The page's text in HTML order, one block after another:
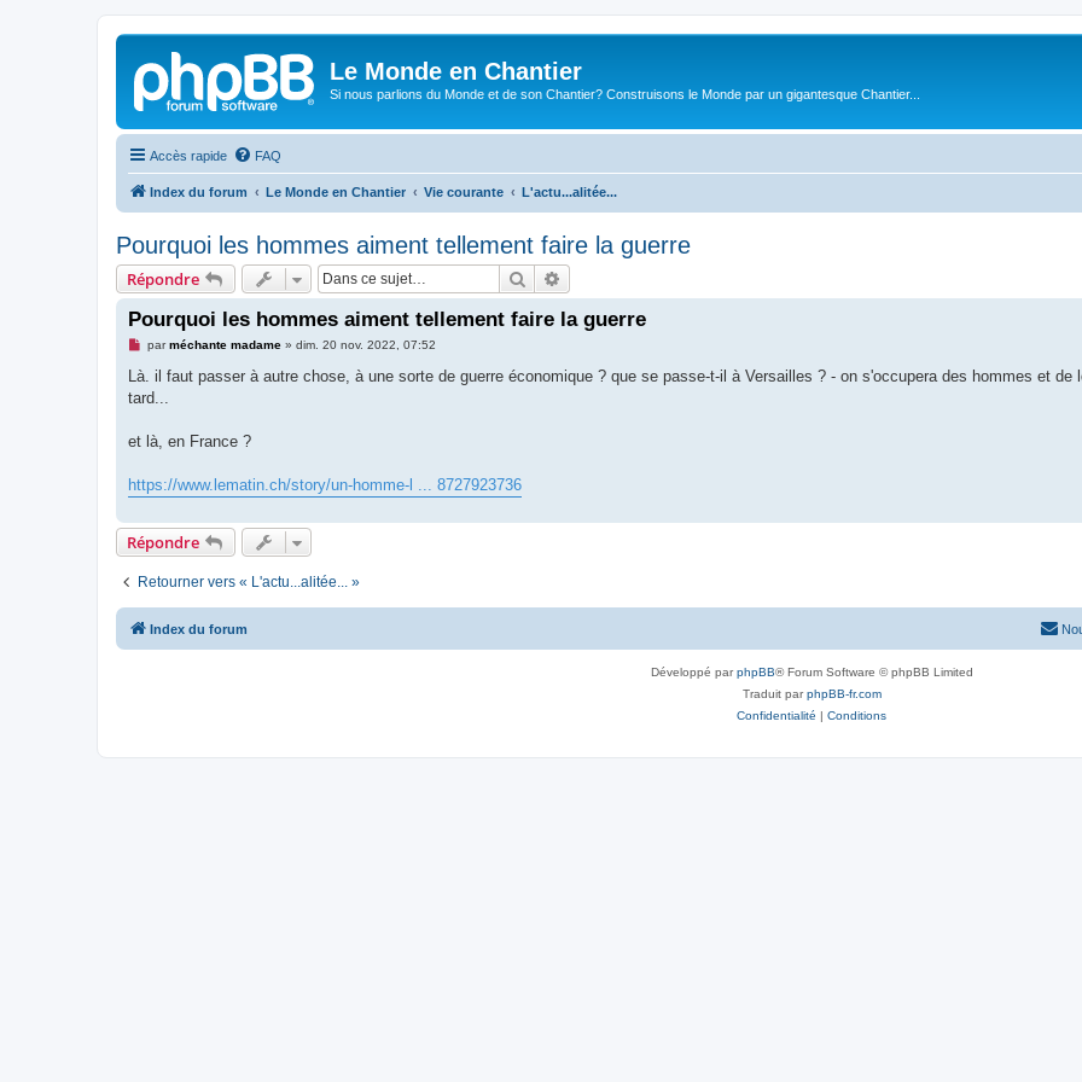
Le Monde en Chantier
Si nous parlions du Monde et de son Chantier? Construisons le Monde par un gigantesque Chantier...
Accès rapide FAQ
Index du forum Le Monde en Chantier Vie courante L'actu...alitée...
Pourquoi les hommes aiment tellement faire la guerre
Répondre Rechercher
Pourquoi les hommes aiment tellement faire la guerre
M
s
a
n
l
parméchante madame» dim. 20 nov. 2022, 07:52
Là. il faut passer à autre chose, à une sorte de guerre économique ? que se passe-t-il à Versailles ? - on s'occupera des hommes et de
tard...
et là, en France ?
https://www.lematin.ch/story/un-homme-l ... 8727923736
Répondre
Retourner vers « L'actu...alitée... »
Index du forum
Développé parphpBB® Forum Software © phpBB Limited
Traduit parphpBB-fr.com
Confidentialité | Conditions